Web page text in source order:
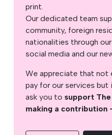
print.
Our dedicated team
community, foreign
nationalities through
social media and our
We appreciate that not
pay for our services but
ask you to support
making a contribution